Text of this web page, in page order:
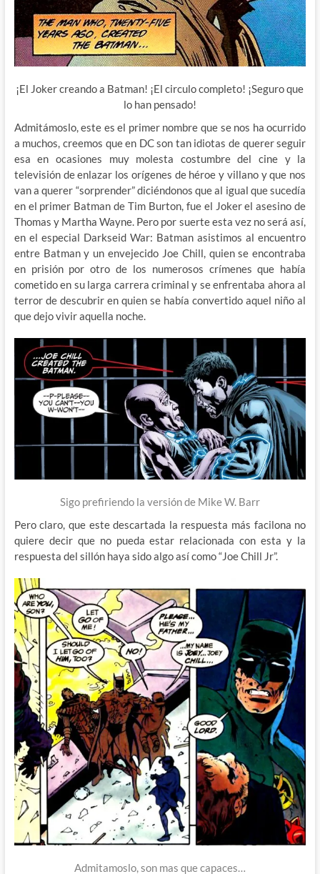
¡El Joker creando a Batman! ¡El circulo completo! ¡Seguro que
lo han pensado!
Admitámoslo, este es el primer nombre que se nos ha ocurrido
a muchos, creemos que en DC son tan idiotas de querer seguir
esa en ocasiones muy molesta costumbre del cine y la
televisión de enlazar los orígenes de héroe y villano y que nos
van a querer “sorprender” diciéndonos que al igual que sucedía
en el primer Batman de Tim Burton, fue el Joker el asesino de
Thomas y Martha Wayne. Pero por suerte esta vez no será así,
en el especial Darkseid War: Batman asistimos al encuentro
entre Batman y un envejecido Joe Chill, quien se encontraba
en prisión por otro de los numerosos crímenes que había
cometido en su larga carrera criminal y se enfrentaba ahora al
terror de descubrir en quien se había convertido aquel niño al
que dejo vivir aquella noche.
Sigo prefiriendo la versión de Mike W. Barr
Pero claro, que este descartada la respuesta más facilona no
quiere decir que no pueda estar relacionada con esta y la
respuesta del sillón haya sido algo así como “Joe Chill Jr”.
Admitamoslo, son mas que capaces…